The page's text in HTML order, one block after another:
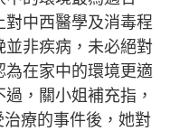
中西醫學及消毒程
並非疾病，未必絕對
在家中的環境更適
，關小姐補充指，
療的事件後，她對